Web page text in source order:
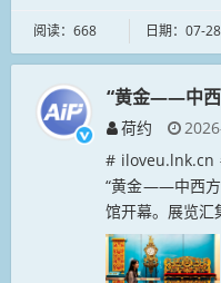
阅读：668 日期：07-28
“黄金——中西
荷约
# iloveu.lnk.cn
“黄金——中西方
馆开幕。展览
代艺术博物馆
省...